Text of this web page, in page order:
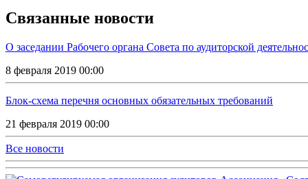
Связанные новости
О заседании Рабочего органа Совета по аудиторской
8 февраля 2019 00:00
Блок-схема перечня основных обязательных требований
21 февраля 2019 00:00
Все новости